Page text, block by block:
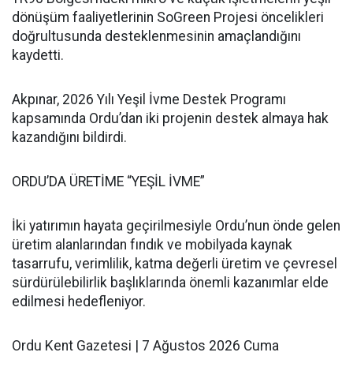
dönüşüm faaliyetlerinin SoGreen Projesi öncelikleri
doğrultusunda desteklenmesinin amaçlandığını
kaydetti.
Akpınar, 2026 Yılı Yeşil İvme Destek Programı
kapsamında Ordu’dan iki projenin destek almaya hak
kazandığını bildirdi.
ORDU’DA ÜRETİME “YEŞİL İVME”
İki yatırımın hayata geçirilmesiyle Ordu’nun önde gelen
üretim alanlarından fındık ve mobilyada kaynak
tasarrufu, verimlilik, katma değerli üretim ve çevresel
sürdürülebilirlik başlıklarında önemli kazanımlar elde
edilmesi hedefleniyor.
Ordu Kent Gazetesi | 7 Ağustos 2026 Cuma